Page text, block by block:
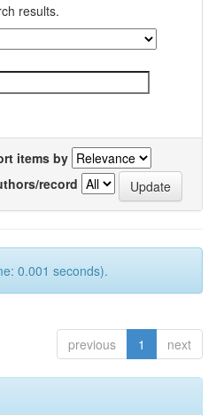
results.
items by
record
0.001 seconds).
previous 1 next